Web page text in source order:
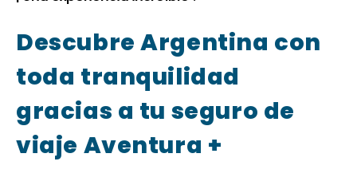
Descubre Argentina con
toda tranquilidad
gracias a tu seguro de
viaje Aventura +